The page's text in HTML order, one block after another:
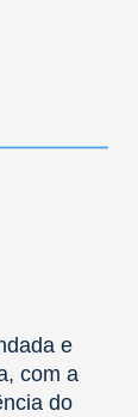
e
com a
do